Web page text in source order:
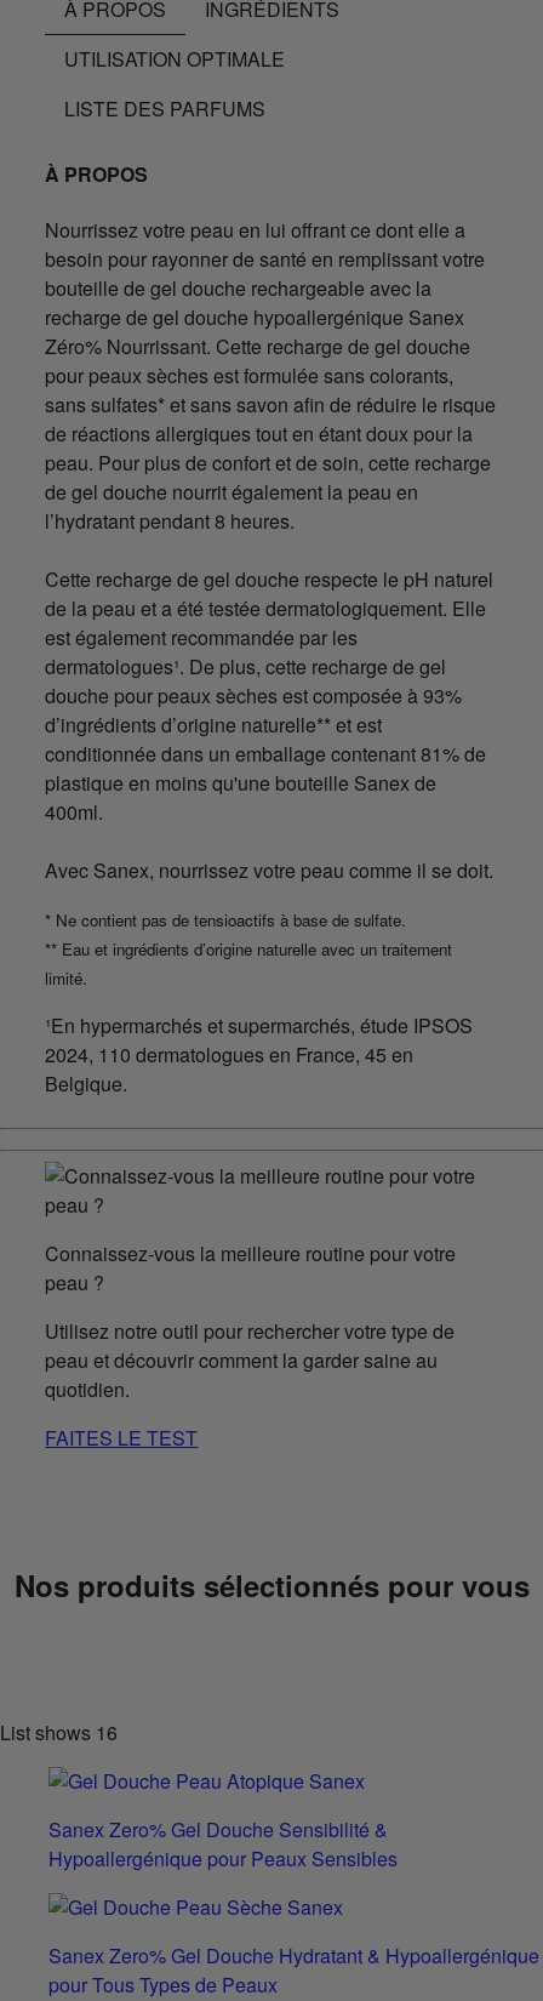
À PROPOS
INGRÉDIENTS
UTILISATION OPTIMALE
LISTE DES PARFUMS
À PROPOS
Nourrissez votre peau en lui offrant ce dont elle a
besoin pour rayonner de santé en remplissant votre
bouteille de gel douche rechargeable avec la
recharge de gel douche hypoallergénique Sanex
Zéro% Nourrissant. Cette recharge de gel douche
pour peaux sèches est formulée sans colorants,
sans sulfates* et sans savon afin de réduire le risque
de réactions allergiques tout en étant doux pour la
peau. Pour plus de confort et de soin, cette recharge
de gel douche nourrit également la peau en
l’hydratant pendant 8 heures.
Cette recharge de gel douche respecte le pH naturel
de la peau et a été testée dermatologiquement. Elle
est également recommandée par les
dermatologues¹. De plus, cette recharge de gel
douche pour peaux sèches est composée à 93%
d’ingrédients d’origine naturelle** et est
conditionnée dans un emballage contenant 81% de
plastique en moins qu'une bouteille Sanex de
400ml.
Avec Sanex, nourrissez votre peau comme il se doit.
* Ne contient pas de tensioactifs à base de sulfate.
** Eau et ingrédients d’origine naturelle avec un traitement
limité.
¹En hypermarchés et supermarchés, étude IPSOS
2024, 110 dermatologues en France, 45 en
Belgique.
Connaissez-vous la meilleure routine pour votre
peau ?
Utilisez notre outil pour rechercher votre type de
peau et découvrir comment la garder saine au
quotidien.
FAITES LE TEST
Nos produits sélectionnés pour vous
List shows 16
Sanex Zero% Gel Douche Sensibilité &
Hypoallergénique pour Peaux Sensibles
Sanex Zero% Gel Douche Hydratant & Hypoallergénique
pour Tous Types de Peaux